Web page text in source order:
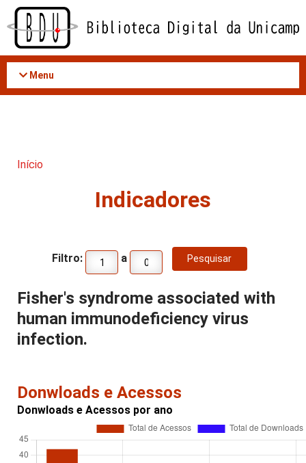
Acessar
conteúdo
Menu
Início
Indicadores
Filtro: a
Fisher's syndrome associated with
human immunodeficiency virus
infection.
Donwloads e Acessos
Donwloads e Acessos por ano